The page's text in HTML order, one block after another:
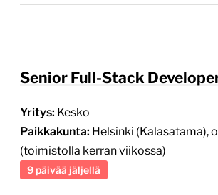
Senior Full-Stack
Yritys: Kesko
Paikkakunta: Helsinki (Kalasatama),
(toimistolla kerran viikossa)
9 päivää jäljellä